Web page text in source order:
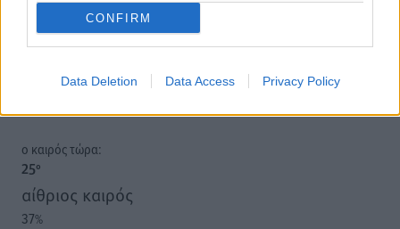
CONFIRM
Data Deletion Data Access Privacy Policy
παρεχόμενου συνδέσμου παραπομπής προς το άρθρο
της Δημοκρατικής.
o καιρός τώρα:
25°
αίθριος καιρός
37%